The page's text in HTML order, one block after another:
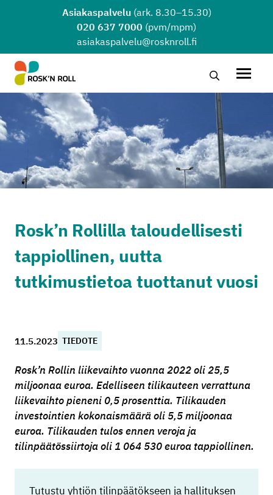
Siirry sisältöönAsiakaspalvelu(ark. 8.30–15.30)
020 637 7000 (pvm/mpm)
asiakaspalvelu@rosknroll.fi
Hae…Avaa
Rosk’n Rollilla taloudellisesti
tappiollinen, uutta
tutkimustietoa tuottanut vuosi
11.5.2023 TIEDOTE
Rosk’n Rollin liikevaihto vuonna 2022 oli 25,5
miljoonaa euroa. Edelliseen tilikauteen verrattuna
liikevaihto pieneni 0,5 prosenttia. Tilikauden
investointien kokonaismäärä oli 5,5 miljoonaa
euroa. Tilikauden tulos ennen veroja ja
tilinpäätössiirtoja oli 1 064 530 euroa tappiollinen.
Tutustu yhtiön tilinpäätökseen ja hallituksen